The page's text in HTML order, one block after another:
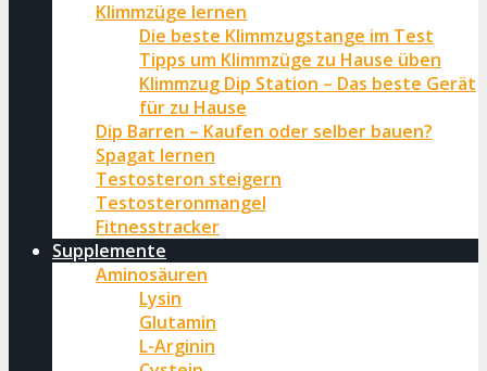
Klimmzüge lernen
Die beste Klimmzugstange im Test
Tipps um Klimmzüge zu Hause üben
Klimmzug Dip Station – Das beste Gerät
für zu Hause
Dip Barren – Kaufen oder selber bauen?
Spagat lernen
Testosteron steigern
Testosteronmangel
Fitnesstracker
Supplemente
Aminosäuren
Lysin
Glutamin
L-Arginin